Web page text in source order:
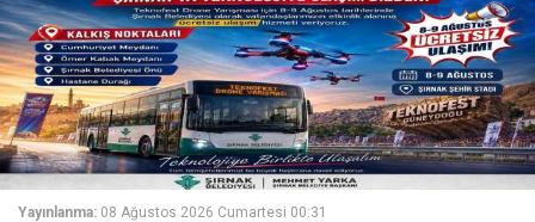
Yayınlanma: 08 Ağustos 2026 Cumartesi 00:31